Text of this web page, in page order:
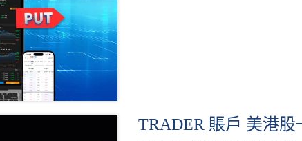
TRADER 賬戶 美港